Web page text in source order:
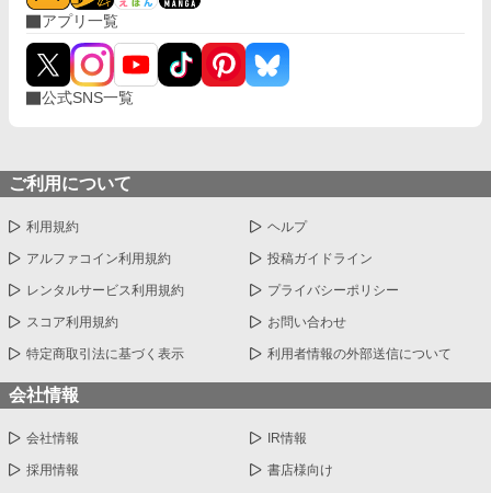
アプリ一覧
公式SNS一覧
ご利用について
利用規約 ヘルプ
アルファコイン利用規約 投稿ガイドライン
レンタルサービス利用規約 プライバシーポリシー
スコア利用規約 お問い合わせ
特定商取引法に基づく表示 利用者情報の外部送信について
会社情報
会社情報 IR情報
採用情報 書店様向け